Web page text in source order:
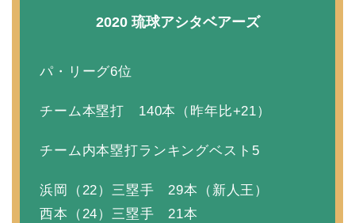
2020 琉球アシタベアーズ
パ・リーグ6位
チーム本塁打 140本（昨年比+21）
チーム内本塁打ランキングベスト5
浜岡（22）三塁手 29本（新人王）
西本（24）三塁手 21本